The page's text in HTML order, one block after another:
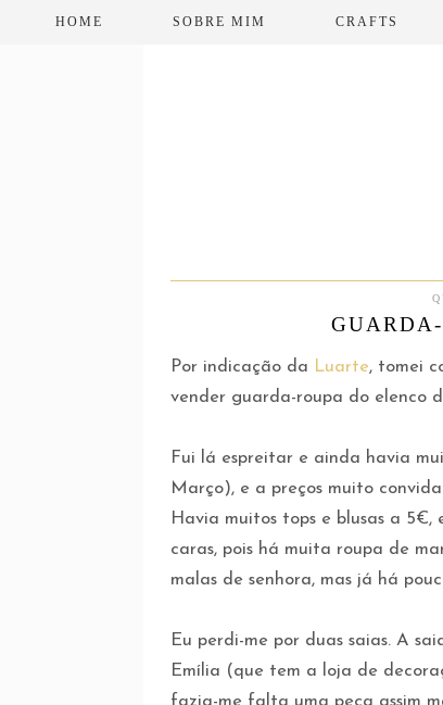
HOME SOBRE MIM CRAFTS
Por indicação da Luarte, tomei
vender guarda-roupa do elenco
Fui lá espreitar e ainda havia
Março), e a preços muito
Havia muitos tops e blusas a 5€,
caras, pois há muita roupa de
malas de senhora, mas já há
Eu perdi-me por duas saias. A
Emília (que tem a loja de
fazia-me falta uma peça assim